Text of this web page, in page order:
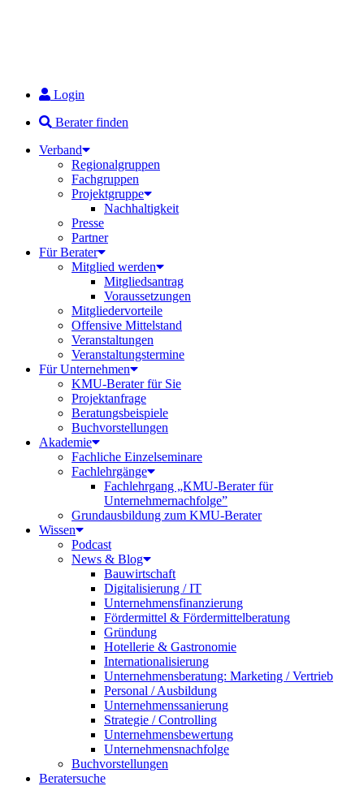
Login
Berater finden
Verband
Regionalgruppen
Fachgruppen
Projektgruppe
Nachhaltigkeit
Presse
Partner
Für Berater
Mitglied werden
Mitgliedsantrag
Voraussetzungen
Mitgliedervorteile
Offensive Mittelstand
Veranstaltungen
Veranstaltungstermine
Für Unternehmen
KMU-Berater für Sie
Projektanfrage
Beratungsbeispiele
Buchvorstellungen
Akademie
Fachliche Einzelseminare
Fachlehrgänge
Fachlehrgang „KMU-Berater für
Unternehmernachfolge”
Grundausbildung zum KMU-Berater
Wissen
Podcast
News & Blog
Bauwirtschaft
Digitalisierung / IT
Unternehmensfinanzierung
Fördermittel & Fördermittelberatung
Gründung
Hotellerie & Gastronomie
Internationalisierung
Unternehmensberatung: Marketing / Vertrieb
Personal / Ausbildung
Unternehmenssanierung
Strategie / Controlling
Unternehmensbewertung
Unternehmensnachfolge
Buchvorstellungen
Beratersuche